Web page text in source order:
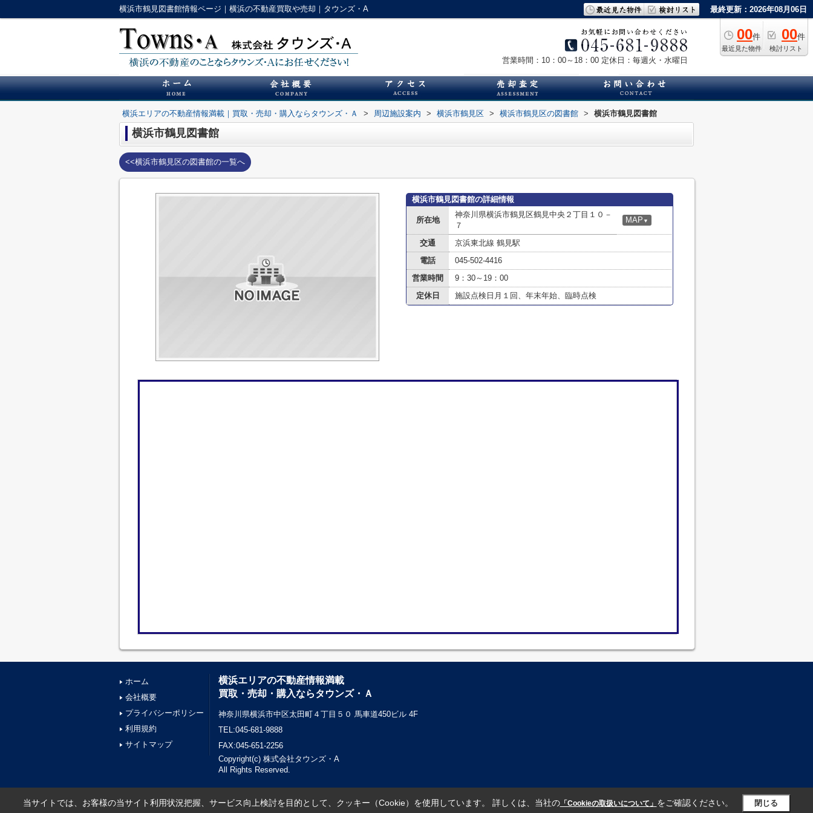
横浜市鶴見図書館情報ページ｜横浜の不動産買取や売却｜タウンズ・A 最終更新：2026年08月06日
00件
最近見た物件
00件
検討リスト
営業時間：10：00～18：00 定休日：毎週火・水曜日
横浜エリアの不動産情報満載｜買取・売却・購入ならタウンズ・Ａ > 周辺施設案内 > 横浜市鶴見区 > 横浜市鶴見区の図書館 > 横浜市鶴見図書館
横浜市鶴見図書館
<<横浜市鶴見区の図書館の一覧へ
横浜市鶴見図書館の詳細情報
所在地
神奈川県横浜市鶴見区鶴見中央２丁目１０－
７
MAP ▼
交通
京浜東北線 鶴見駅
電話
045-502-4416
営業時間
9：30～19：00
定休日
施設点検日月１回、年末年始、臨時点検
ホーム
会社概要
プライバシーポリシー
利用規約
サイトマップ
横浜エリアの不動産情報満載
買取・売却・購入ならタウンズ・Ａ
神奈川県横浜市中区太田町４丁目５０ 馬車道450ビル 4F
TEL:045-681-9888
FAX:045-651-2256
Copyright(c) 株式会社タウンズ・A
All Rights Reserved.
当サイトでは、お客様の当サイト利用状況把握、サービス向上検討を目的として、クッキー（Cookie）を使用しています。 詳しくは、当社の「Cookieの取扱いについて」 をご確認ください。 閉じる